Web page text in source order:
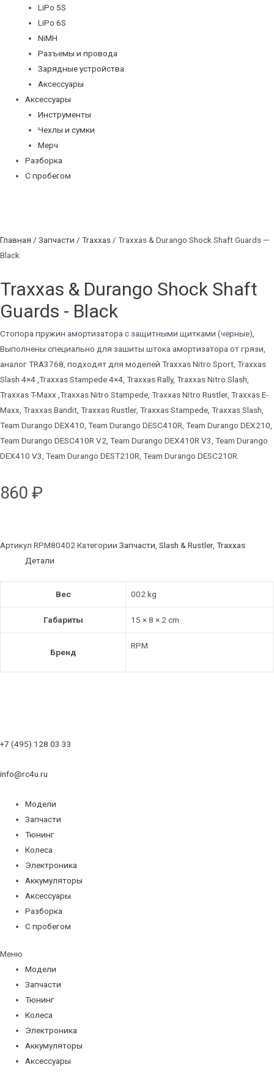
LiPo 5S
LiPo 6S
NiMH
Разъемы и провода
Зарядные устройства
Аксессуары
Аксессуары
Инструменты
Чехлы и сумки
Мерч
Разборка
С пробегом
Главная / Запчасти / Traxxas / Traxxas & Durango Shock Shaft Guards —
Black
Traxxas & Durango Shock Shaft
Guards - Black
Стопора пружин амортизатора с защитными щитками (черные),
Выполнены специально для зашиты штока амортизатора от грязи,
аналог TRA3768, подходят для моделей Traxxas Nitro Sport, Traxxas
Slash 4×4 ,Traxxas Stampede 4×4, Traxxas Rally, Traxxas Nitro Slash,
Traxxas T-Maxx ,Traxxas Nitro Stampede, Traxxas Nitro Rustler, Traxxas E-
Maxx, Traxxas Bandit, Traxxas Rustler, Traxxas Stampede, Traxxas Slash,
Team Durango DEX410, Team Durango DESC410R, Team Durango DEX210,
Team Durango DESC410R V2, Team Durango DEX410R V3, Team Durango
DEX410 V3, Team Durango DEST210R, Team Durango DESC210R.
860 ₽
Артикул RPM80402Категории Запчасти, Slash & Rustler, Traxxas
Детали
Вес 002 kg
Габариты 15 × 8 × 2 cm
Бренд
RPM
+7 (495) 128 03 33
info@rc4u.ru
Модели
Запчасти
Тюнинг
Колеса
Электроника
Аккумуляторы
Аксессуары
Разборка
С пробегом
Меню
Модели
Запчасти
Тюнинг
Колеса
Электроника
Аккумуляторы
Аксессуары